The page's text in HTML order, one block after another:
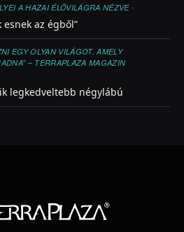
A HAZAI ÉLŐVILÁGRA NÉZVE-
az égből”
EGY OLYAN VILÁGOT, AMELY
– TERRAPLAZA MAGAZIN
legkedveltebb négylábú